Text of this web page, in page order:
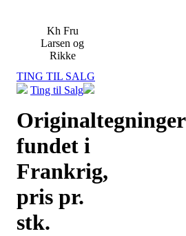
Kh Fru
Larsen og
Rikke
TING TIL SALG
Ting til Salg
Originaltegninger
fundet i
Frankrig,
pris pr.
stk.